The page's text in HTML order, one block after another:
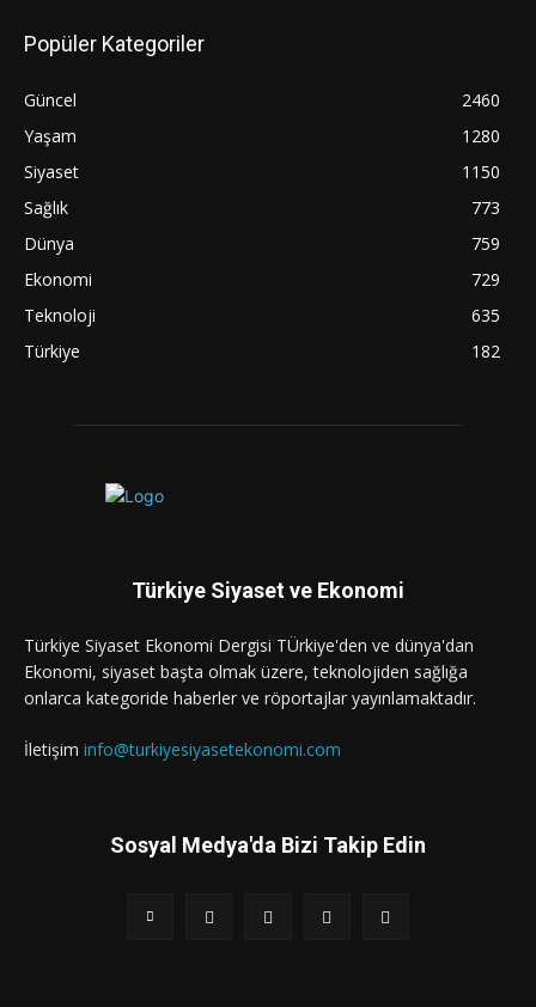
Popüler Kategoriler
Güncel
2460
Yaşam
1280
Siyaset
1150
Sağlık
773
Dünya
759
Ekonomi
729
Teknoloji
635
Türkiye
182
Türkiye Siyaset ve Ekonomi
Türkiye Siyaset Ekonomi Dergisi TÜrkiye'den ve dünya'dan
Ekonomi, siyaset başta olmak üzere, teknolojiden sağlığa
onlarca kategoride haberler ve röportajlar yayınlamaktadır.
İletişim info@turkiyesiyasetekonomi.com
Sosyal Medya'da Bizi Takip Edin